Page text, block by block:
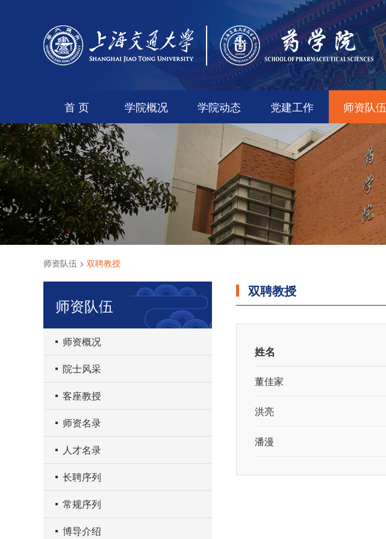
首 页 学院概况 学院动态 党建工作 师资队伍
师资队伍 > 双聘教授
师资队伍
师资概况
院士风采
客座教授
师资名录
人才名录
长聘序列
常规序列
博导介绍
双聘教授
姓名
董佳家
洪亮
潘漫